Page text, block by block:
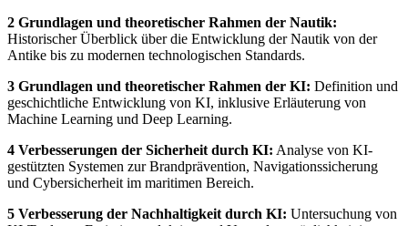
2 Grundlagen und theoretischer Rahmen der Nautik:
Historischer Überblick über die Entwicklung der Nautik von der
Antike bis zu modernen technologischen Standards.
3 Grundlagen und theoretischer Rahmen der KI: Definition und
geschichtliche Entwicklung von KI, inklusive Erläuterung von
Machine Learning und Deep Learning.
4 Verbesserungen der Sicherheit durch KI: Analyse von KI-
gestützten Systemen zur Brandprävention, Navigationssicherung
und Cybersicherheit im maritimen Bereich.
5 Verbesserung der Nachhaltigkeit durch KI: Untersuchung von